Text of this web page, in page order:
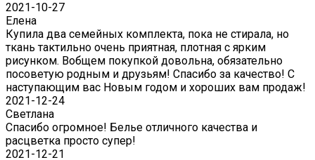
2021-10-27
Елена
Купила два семейных комплекта, пока не стирала, но
ткань тактильно очень приятная, плотная с ярким
рисунком. Вобщем покупкой довольна, обязательно
посоветую родным и друзьям! Спасибо за качество! С
наступающим вас Новым годом и хороших вам продаж!
2021-12-24
Светлана
Спасибо огромное! Белье отличного качества и
расцветка просто супер!
2021-12-21